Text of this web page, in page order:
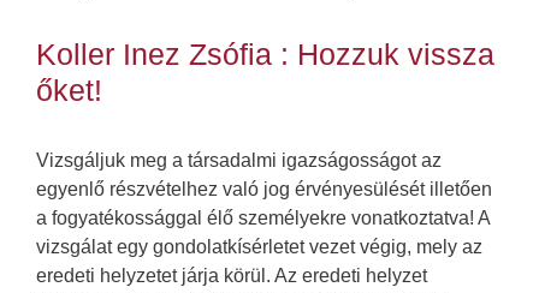
Koller Inez Zsófia : Hozzuk vissza
őket!
Vizsgáljuk meg a társadalmi igazságosságot az
egyenlő részvételhez való jog érvényesülését illetően
a fogyatékossággal élő személyekre vonatkoztatva! A
vizsgálat egy gondolatkísérletet vezet végig, mely az
eredeti helyzetet járja körül. Az eredeti helyzet